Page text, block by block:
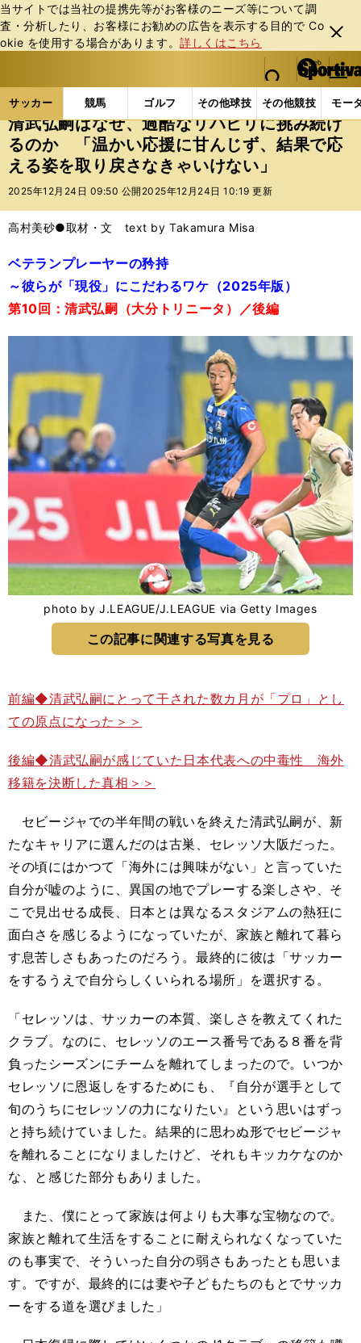
当サイトでは当社の提携先等がお客様のニーズ等について調
査・分析したり、お客様にお勧めの広告を表⽰する⽬的で Co
okie を使⽤する場合があります。詳しくはこちら
閉じ
る
web Sportiva (webスポルティーバ)
検索
マイペ
ー
ジ
メニュ
サッカー 競馬 ゴルフ その他球技 その他競技 モー
ス
ポ
ル
テ
ー
バ
サッカーの記事一覧 Jリーグ他 Jリーグ 清武弘
清武弘嗣はなぜ、過酷なリハビリに挑み続け
るのか 「温かい応援に甘んじず、結果で応
える姿を取り戻さなきゃいけない」
2025年12月24日 09:50 公開 2025年12月24日 10:19 更新
高村美砂●取材・文 text by Takamura Misa
ベテランプレーヤーの矜持
～彼らが「現役」にこだわるワケ（2025年版）
第10回：清武弘嗣（大分トリニータ）／後編
photo by J.LEAGUE/J.LEAGUE via Getty Images
この記事に関連する写真を見る
前編◆清武弘嗣にとって干された数カ月が「プロ」とし
ての原点になった＞＞
後編◆清武弘嗣が感じていた日本代表への中毒性 海外
移籍を決断した真相＞＞
セビージャでの半年間の戦いを終えた清武弘嗣が、新
たなキャリアに選んだのは古巣、セレッソ大阪だった。
その頃にはかつて「海外には興味がない」と言っていた
自分が嘘のように、異国の地でプレーする楽しさや、そ
こで見出せる成長、日本とは異なるスタジアムの熱狂に
面白さを感じるようになっていたが、家族と離れて暮ら
す息苦しさもあったのだろう。最終的に彼は「サッカー
をするうえで自分らしくいられる場所」を選択する。
「セレッソは、サッカーの本質、楽しさを教えてくれた
クラブ。なのに、セレッソのエース番号である８番を背
負ったシーズンにチームを離れてしまったので。いつか
セレッソに恩返しをするためにも、『自分が選手として
旬のうちにセレッソの力になりたい』という思いはずっ
と持ち続けていました。結果的に思わぬ形でセビージャ
を離れることになりましたけど、それもキッカケなのか
な、と感じた部分もありました。
また、僕にとって家族は何よりも大事な宝物なので。
家族と離れて生活をすることに耐えられなくなっていた
のも事実で、そういった自分の弱さもあったとも思いま
す。ですが、最終的には妻や子どもたちのもとでサッカ
ーをする道を選びました」